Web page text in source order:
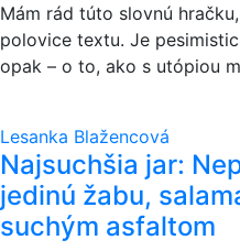
Mám rád túto slovnú
polovice textu. Je
opak – o to, ako s utópiou
Lesanka Blažencová
Najsuchšia jar:
jedinú žabu,
suchým asfaltom